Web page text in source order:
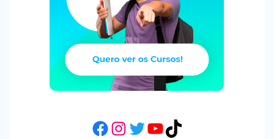
Facebook
Instagram
Twitter
YouTube
TikTok